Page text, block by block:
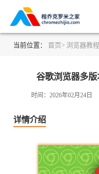
当前位置： 首页> 浏览器教
谷歌浏览器多
时间：2026年02月24日
详情介绍